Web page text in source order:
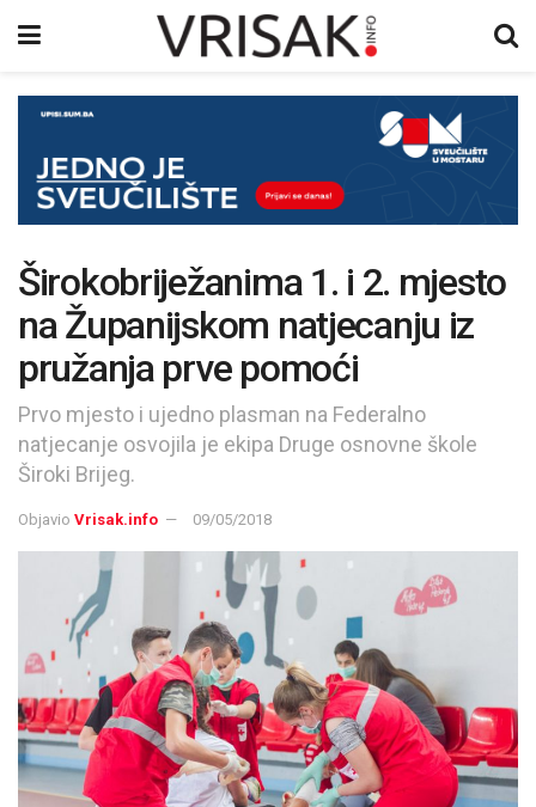
Širokobriježanima 1. i 2. mjesto
na Županijskom natjecanju iz
pružanja prve pomoći
Prvo mjesto i ujedno plasman na Federalno
natjecanje osvojila je ekipa Druge osnovne škole
Široki Brijeg.
Objavio Vrisak.info 09/05/2018